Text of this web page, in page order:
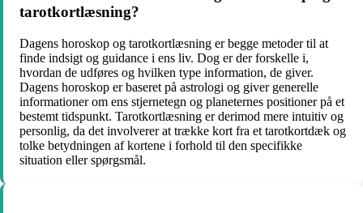
tarotkortlæsning?
Dagens horoskop og tarotkortlæsning er begge metoder til at
finde indsigt og guidance i ens liv. Dog er der forskelle i,
hvordan de udføres og hvilken type information, de giver.
Dagens horoskop er baseret på astrologi og giver generelle
informationer om ens stjernetegn og planeternes positioner på et
bestemt tidspunkt. Tarotkortlæsning er derimod mere intuitiv og
personlig, da det involverer at trække kort fra et tarotkortdæk og
tolke betydningen af kortene i forhold til den specifikke
situation eller spørgsmål.